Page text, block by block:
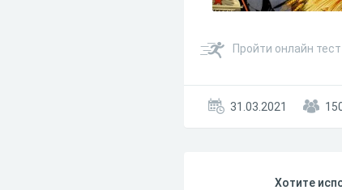
Пройти онлайн
31.03.2021
Хотите